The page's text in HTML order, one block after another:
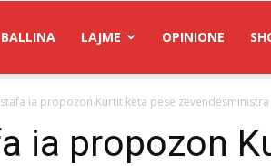
BALLINA LAJME OPINIONE
ia propozon Kurtit këta pesë zëvendësministra
ia propozon